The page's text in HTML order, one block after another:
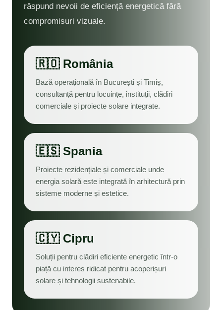
răspund nevoii de eficiență energetică fără
compromisuri vizuale.
🇷🇴 România
Bază operațională în București și Timiș,
consultanță pentru locuințe, instituții, clădiri
comerciale și proiecte solare integrate.
🇪🇸 Spania
Proiecte rezidențiale și comerciale unde
energia solară este integrată în arhitectură prin
sisteme moderne și estetice.
🇨🇾 Cipru
Soluții pentru clădiri eficiente energetic într-o
piață cu interes ridicat pentru acoperișuri
solare și tehnologii sustenabile.